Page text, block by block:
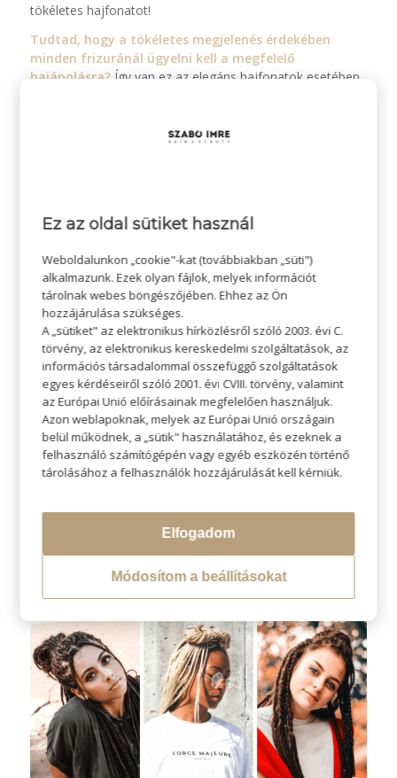
tökéletes hajfonatot!
Tudtad, hogy a tökéletes megjelenés érdekében
minden frizuránál ügyelni kell a megfelelő
hajápolásra?Így van ez az elegáns hajfonatok esetében
Oxygeni Hair Vitamin Serumot! Elősegíti a haj
Afro hajfonat – izgalmas és
vagány hajviselet
tekintetet. Szoros és strapabíró frizura, mely minden
alkalomra tökéletes választás, sőtsportoláshoz is
különleges és szép fonathoz mindenképpen érdemes profi
szakember segítségét igénybe venni.
Ez az oldal sütiket használ
Weboldalunkon „cookie"-kat (továbbiakban „süti")
alkalmazunk. Ezek olyan fájlok, melyek információt
tárolnak webes böngészőjében. Ehhez az Ön
hozzájárulása szükséges.
A „sütiket" az elektronikus hírközlésről szóló 2003. évi C.
törvény, az elektronikus kereskedelmi szolgáltatások, az
információs társadalommal összefüggő szolgáltatások
egyes kérdéseiről szóló 2001. évi CVIII. törvény, valamint
az Európai Unió előírásainak megfelelően használjuk.
Azon weblapoknak, melyek az Európai Unió országain
belül működnek, a „sütik" használatához, és ezeknek a
felhasználó számítógépén vagy egyéb eszközén történő
tárolásához a felhasználók hozzájárulását kell kérniük.
Elfogadom
Módosítom a beállításokat